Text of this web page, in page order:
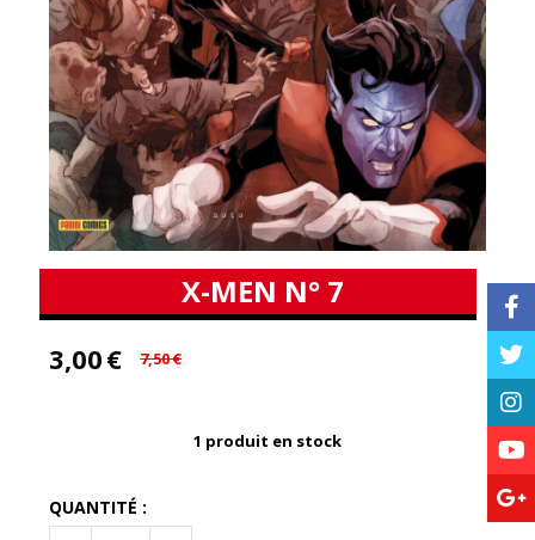
X-MEN N° 7
3,00€ 7,50€
1 produit en stock
QUANTITÉ :